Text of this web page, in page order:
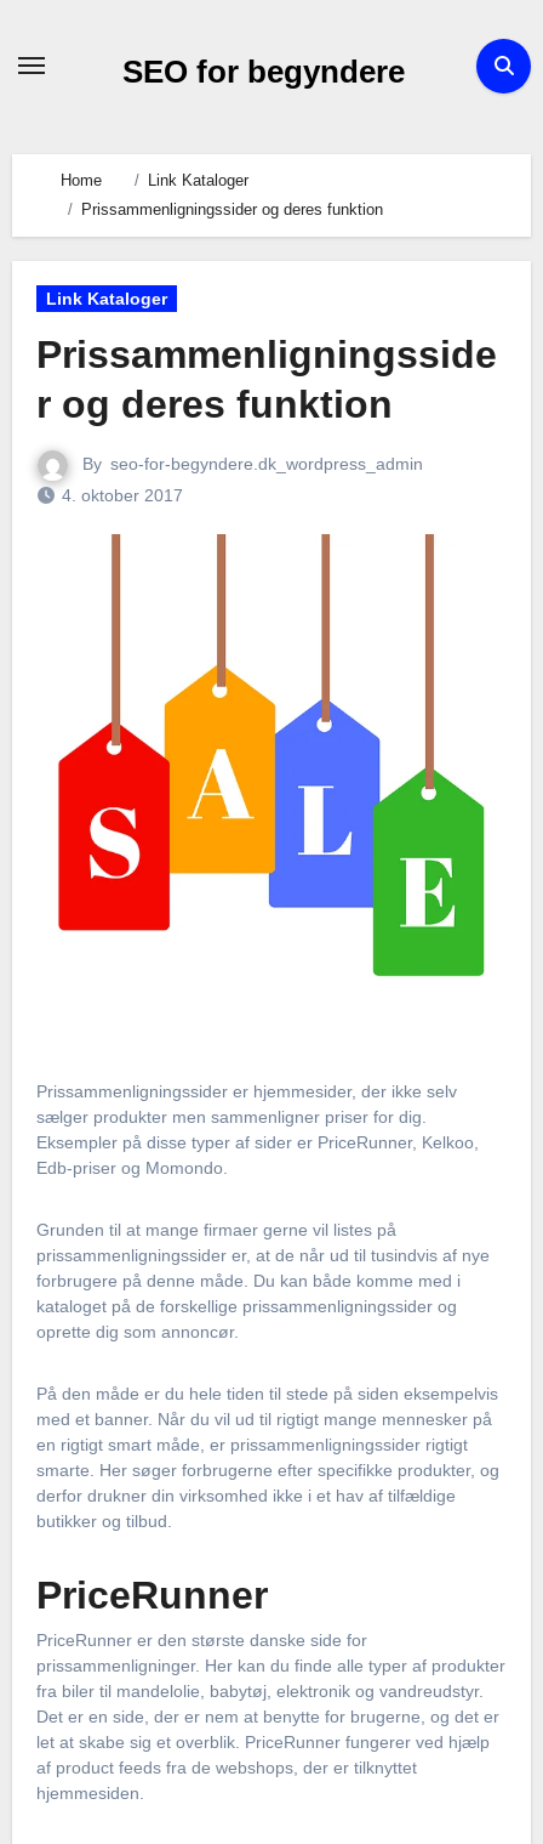
SEO for begyndere
Home
Link Kataloger
Prissammenligningssider og deres funktion
Link Kataloger
Prissammenligningsside
r og deres funktion
By seo-for-begyndere.dk_wordpress_admin
4. oktober 2017
Prissammenligningssider er hjemmesider, der ikke selv
sælger produkter men sammenligner priser for dig.
Eksempler på disse typer af sider er PriceRunner, Kelkoo,
Edb-priser og Momondo.
Grunden til at mange firmaer gerne vil listes på
prissammenligningssider er, at de når ud til tusindvis af nye
forbrugere på denne måde. Du kan både komme med i
kataloget på de forskellige prissammenligningssider og
oprette dig som annoncør.
På den måde er du hele tiden til stede på siden eksempelvis
med et banner. Når du vil ud til rigtigt mange mennesker på
en rigtigt smart måde, er prissammenligningssider rigtigt
smarte. Her søger forbrugerne efter specifikke produkter, og
derfor drukner din virksomhed ikke i et hav af tilfældige
butikker og tilbud.
PriceRunner
PriceRunner er den største danske side for
prissammenligninger. Her kan du finde alle typer af produkter
fra biler til mandelolie, babytøj, elektronik og vandreudstyr.
Det er en side, der er nem at benytte for brugerne, og det er
let at skabe sig et overblik. PriceRunner fungerer ved hjælp
af product feeds fra de webshops, der er tilknyttet
hjemmesiden.